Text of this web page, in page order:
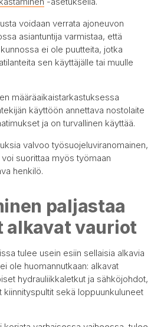
voidaan verrata ajoneuvon
asiantuntija varmistaa, että
ei ole puutteita, jotka
sen käyttäjälle tai muulle
määräaikaistarkastuksessa
käyttöön annettava nostolaite
ja on turvallinen käyttää.
valvoo työsuojeluviranomainen,
suorittaa myös työmaan
henkilö.
paljastaa
alkavat vauriot
tulee usein esiin sellaisia alkavia
ole huomannutkaan: alkavat
hydrauliikkaletkut ja sähköjohdot,
kiinnityspultit sekä loppuunkuluneet